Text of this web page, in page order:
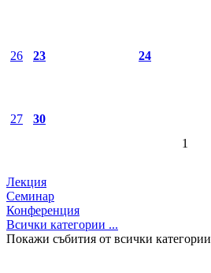
26 23 24
27
30
1
Лекция
Семинар
Конференция
Всички категории ...
Покажи събития от всички категории